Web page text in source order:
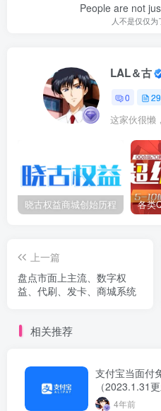
People are not
人不是仅仅
LAL＆古
0 29
这家伙很懒
晓古权益商城创始历程
上一篇
盘点市面上主流、数字权
益、代刷、发卡、商城系统
相关推荐
支付宝当面付
（2023.1.31更
4年前